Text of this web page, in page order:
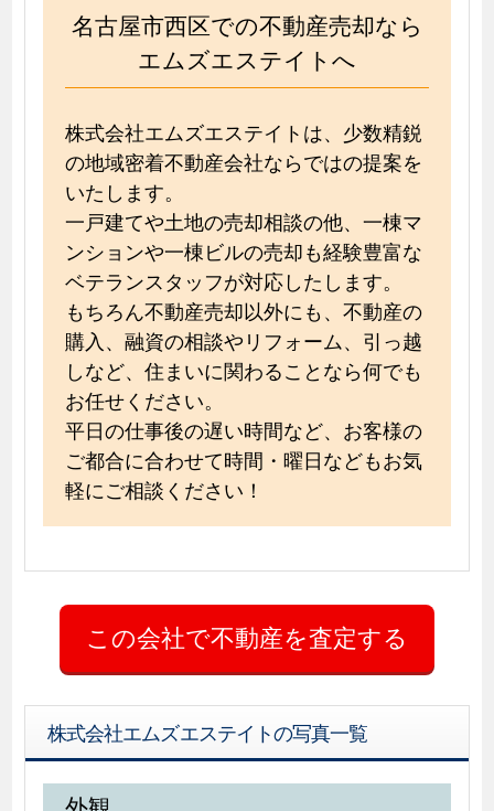
名古屋市西区での不動産売却なら
エムズエステイトへ
株式会社エムズエステイトは、少数精鋭
の地域密着不動産会社ならではの提案を
いたします。
一戸建てや土地の売却相談の他、一棟マ
ンションや一棟ビルの売却も経験豊富な
ベテランスタッフが対応したします。
もちろん不動産売却以外にも、不動産の
購入、融資の相談やリフォーム、引っ越
しなど、住まいに関わることなら何でも
お任せください。
平日の仕事後の遅い時間など、お客様の
ご都合に合わせて時間・曜日などもお気
軽にご相談ください！
株式会社エムズエステイトの写真一覧